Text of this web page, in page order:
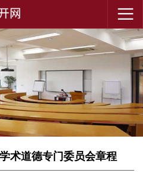
术道德专门委员会章程